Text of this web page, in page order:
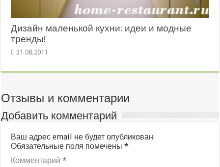
Дизайн маленькой кухни: идеи и модные
тренды!
31.08.2011
Отзывы и комментарии
Добавить комментарий
Ваш адрес email не будет опубликован.
Обязательные поля помечены*
Комментарий*